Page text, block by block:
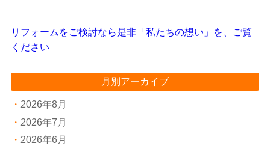
リフォームをご検討なら是非「私たちの想い」を、ご覧
ください
月別アーカイブ
2026年8月
2026年7月
2026年6月